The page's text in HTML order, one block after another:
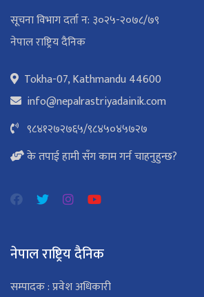
सूचना विभाग दर्ता न: ३०२५-२०७८/७९
नेपाल राष्ट्रिय दैनिक
Tokha-07, Kathmandu 44600
info@nepalrastriyadainik.com
९८४१२७२७६५/९८४५०४५७२७
के तपाई हामी सँग काम गर्न चाहनुहुन्छ?
नेपाल राष्ट्रिय दैनिक
सम्पादक : प्रवेश अधिकारी